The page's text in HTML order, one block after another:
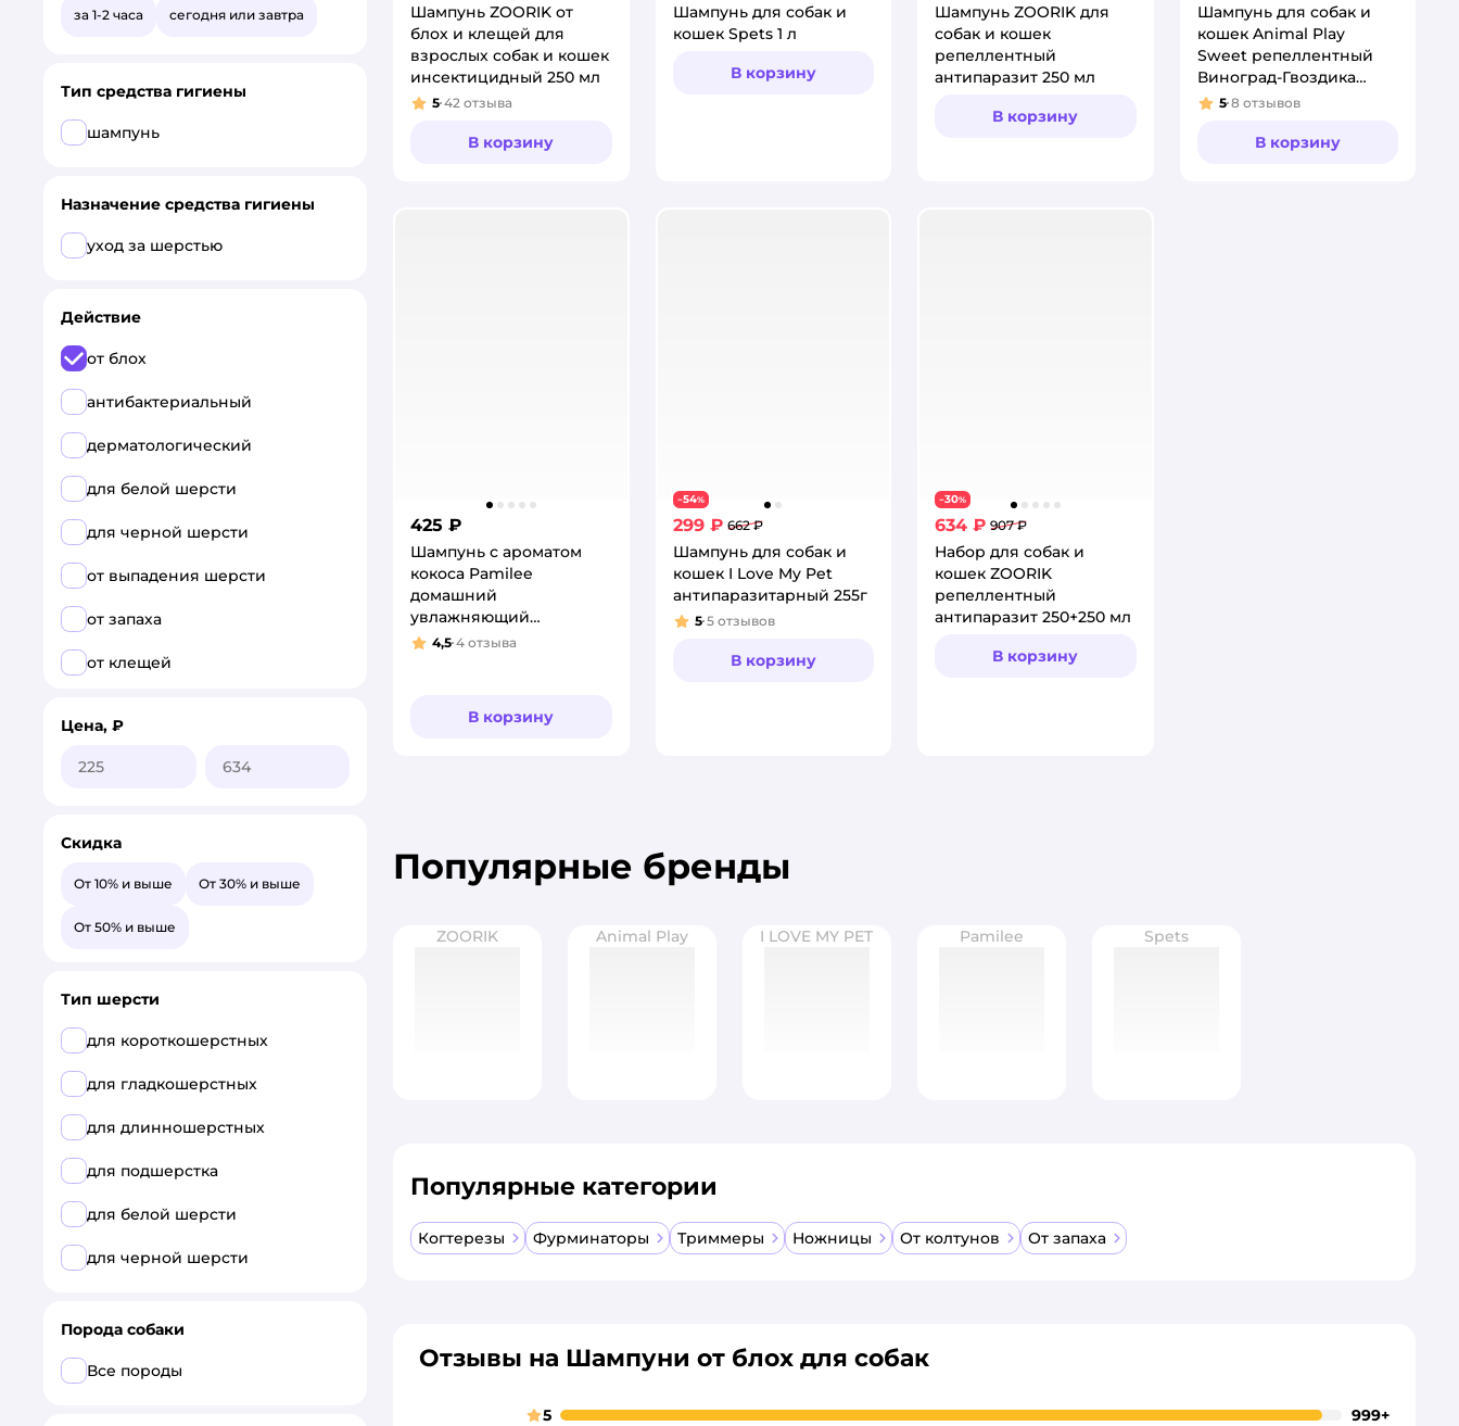
Шампунь ZOORIK от
блох и клещей для
взрослых собак и кошек
инсектицидный 250 мл
Рейтинг:
5 42 отзыва
В корзину
Шампунь для собак и
кошек Spets 1 л
В корзину
Шампунь ZOORIK для
собак и кошек
репеллентный
антипаразит 250 мл
В корзину
Шампунь для собак и
кошек Animal Play
Sweet репеллентный
Виноград-Гвоздика
300мл
Рейтинг:
5 8 отзывов
В корзину
425 ₽
Шампунь с ароматом
кокоса Pamilee
домашний
увлажняющий
универсальный
Рейтинг:
4,5 4 отзыва
В корзину
−54%
299 ₽ 662 ₽
Шампунь для собак и
кошек I Love My Pet
антипаразитарный 255г
Рейтинг:
5 5 отзывов
В корзину
−30%
634 ₽ 907 ₽
Набор для собак и
кошек ZOORIK
репеллентный
антипаразит 250+250 мл
В корзину
Популярные бренды
ZOORIK Animal Play I LOVE MY PET Pamilee Spets
Популярные категории
Когтерезы Фурминаторы Триммеры Ножницы От колтунов От запаха
Отзывы на Шампуни от блох для собак
5
999+
за 1-2 часа сегодня или завтра
Тип средства гигиены
шампунь
Назначение средства гигиены
уход за шерстью
Действие
от блох
антибактериальный
дерматологический
для белой шерсти
для черной шерсти
от выпадения шерсти
от запаха
от клещей
против зуда
против линьки
увлажняющий
очищение
Цена, ₽
Скидка
От 10% и выше От 30% и выше
От 50% и выше
Тип шерсти
для короткошерстных
для гладкошерстных
для длинношерстных
для подшерстка
для белой шерсти
для черной шерсти
Порода собаки
Все породы